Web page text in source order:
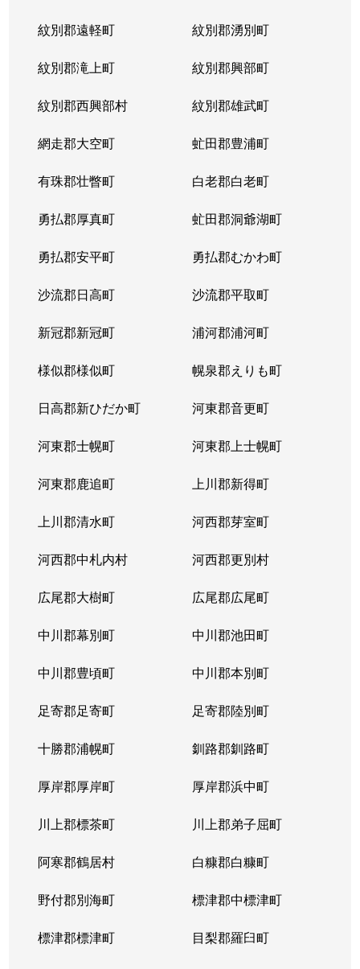
紋別郡遠軽町 紋別郡湧別町
紋別郡滝上町 紋別郡興部町
紋別郡西興部村 紋別郡雄武町
網走郡大空町 虻田郡豊浦町
有珠郡壮瞥町 白老郡白老町
勇払郡厚真町 虻田郡洞爺湖町
勇払郡安平町 勇払郡むかわ町
沙流郡日高町 沙流郡平取町
新冠郡新冠町 浦河郡浦河町
様似郡様似町 幌泉郡えりも町
日高郡新ひだか町 河東郡音更町
河東郡士幌町 河東郡上士幌町
河東郡鹿追町 上川郡新得町
上川郡清水町 河西郡芽室町
河西郡中札内村 河西郡更別村
広尾郡大樹町 広尾郡広尾町
中川郡幕別町 中川郡池田町
中川郡豊頃町 中川郡本別町
足寄郡足寄町 足寄郡陸別町
十勝郡浦幌町 釧路郡釧路町
厚岸郡厚岸町 厚岸郡浜中町
川上郡標茶町 川上郡弟子屈町
阿寒郡鶴居村 白糠郡白糠町
野付郡別海町 標津郡中標津町
標津郡標津町 目梨郡羅臼町